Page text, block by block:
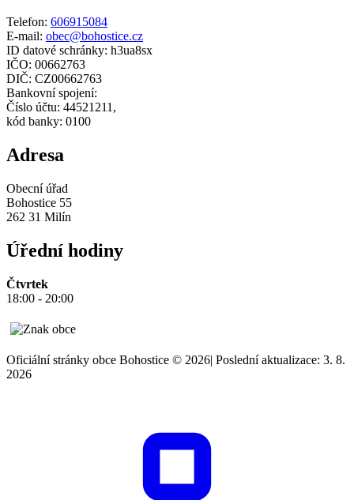
Telefon: 606915084
E-mail: obec@bohostice.cz
ID datové schránky: h3ua8sx
IČO: 00662763
DIČ: CZ00662763
Bankovní spojení:
Číslo účtu: 44521211,
kód banky: 0100
Adresa
Obecní úřad
Bohostice 55
262 31 Milín
Úřední hodiny
Čtvrtek
18:00 - 20:00
Oficiální stránky obce Bohostice © 2026| Poslední aktualizace: 3. 8.
2026